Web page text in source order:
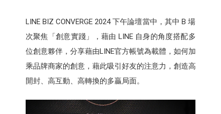
LINE BIZ CONVERGE 2024 下午論壇當中，其中 B 場
次聚焦「創意實踐」，藉由 LINE 自身的角度搭配多
位創意夥伴，分享藉由LINE官方帳號為載體，如何加
乘品牌商家的創意，藉此吸引好友的注意力，創造高
開封、高互動、高轉換的多贏局面。